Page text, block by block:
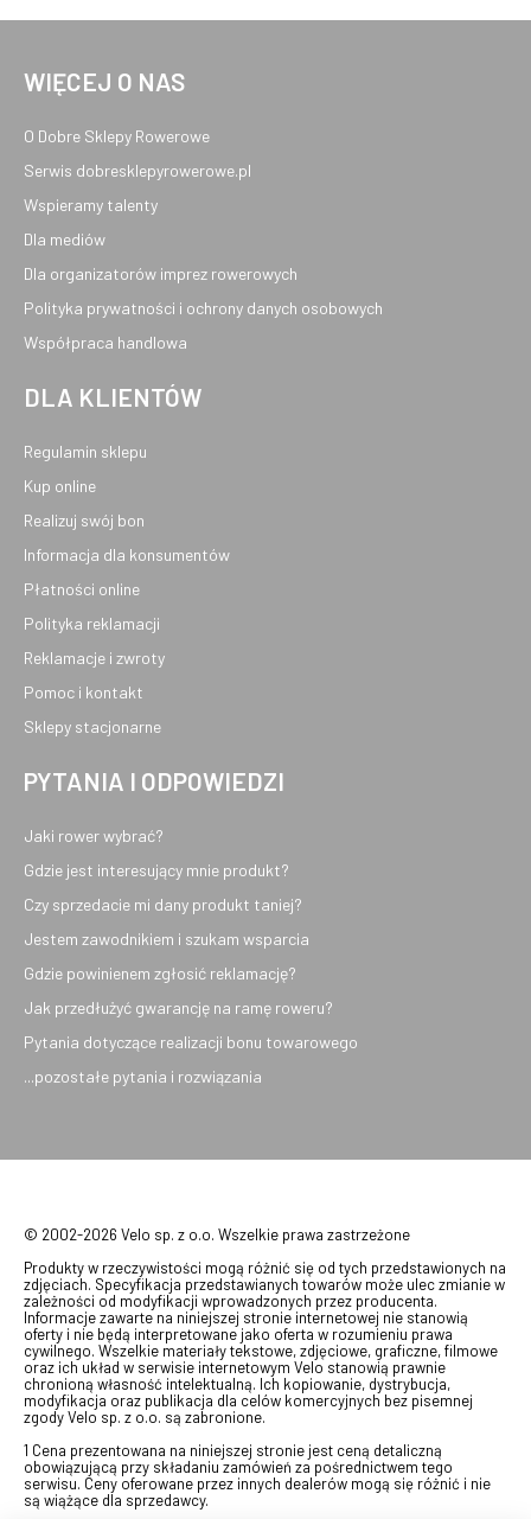
WIĘCEJ O NAS
O Dobre Sklepy Rowerowe
Serwis dobresklepyrowerowe.pl
Wspieramy talenty
Dla mediów
Dla organizatorów imprez rowerowych
Polityka prywatności i ochrony danych osobowych
Współpraca handlowa
DLA KLIENTÓW
Regulamin sklepu
Kup online
Realizuj swój bon
Informacja dla konsumentów
Płatności online
Polityka reklamacji
Reklamacje i zwroty
Pomoc i kontakt
Sklepy stacjonarne
PYTANIA I ODPOWIEDZI
Jaki rower wybrać?
Gdzie jest interesujący mnie produkt?
Czy sprzedacie mi dany produkt taniej?
Jestem zawodnikiem i szukam wsparcia
Gdzie powinienem zgłosić reklamację?
Jak przedłużyć gwarancję na ramę roweru?
Pytania dotyczące realizacji bonu towarowego
...pozostałe pytania i rozwiązania
© 2002-2026 Velo sp. z o.o. Wszelkie prawa zastrzeżone
Produkty w rzeczywistości mogą różnić się od tych przedstawionych na
zdjęciach. Specyfikacja przedstawianych towarów może ulec zmianie w
zależności od modyfikacji wprowadzonych przez producenta.
Informacje zawarte na niniejszej stronie internetowej nie stanowią
oferty i nie będą interpretowane jako oferta w rozumieniu prawa
cywilnego. Wszelkie materiały tekstowe, zdjęciowe, graficzne, filmowe
oraz ich układ w serwisie internetowym Velo stanowią prawnie
chronioną własność intelektualną. Ich kopiowanie, dystrybucja,
modyfikacja oraz publikacja dla celów komercyjnych bez pisemnej
zgody Velo sp. z o.o. są zabronione.
1 Cena prezentowana na niniejszej stronie jest ceną detaliczną
obowiązującą przy składaniu zamówień za pośrednictwem tego
serwisu. Ceny oferowane przez innych dealerów mogą się różnić i nie
są wiążące dla sprzedawcy.